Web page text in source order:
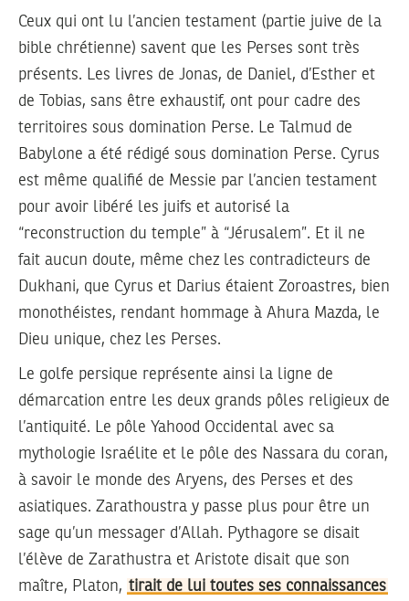
Ceux qui ont lu l’ancien testament (partie juive de la
bible chrétienne) savent que les Perses sont très
présents. Les livres de Jonas, de Daniel, d’Esther et
de Tobias, sans être exhaustif, ont pour cadre des
territoires sous domination Perse. Le Talmud de
Babylone a été rédigé sous domination Perse. Cyrus
est même qualifié de Messie par l’ancien testament
pour avoir libéré les juifs et autorisé la
“reconstruction du temple” à “Jérusalem”. Et il ne
fait aucun doute, même chez les contradicteurs de
Dukhani, que Cyrus et Darius étaient Zoroastres, bien
monothéistes, rendant hommage à Ahura Mazda, le
Dieu unique, chez les Perses.
Le golfe persique représente ainsi la ligne de
démarcation entre les deux grands pôles religieux de
l’antiquité. Le pôle Yahood Occidental avec sa
mythologie Israélite et le pôle des Nassara du coran,
à savoir le monde des Aryens, des Perses et des
asiatiques. Zarathoustra y passe plus pour être un
sage qu’un messager d’Allah. Pythagore se disait
l’élève de Zarathustra et Aristote disait que son
maître, Platon, tirait de lui toutes ses connaissances